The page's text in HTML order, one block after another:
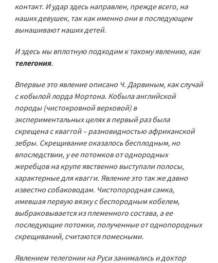
контакт. И удар здесь направлен, прежде всего, на
наших девушек, так как именно они в последующем
вынашивают наших детей.
И здесь мы вплотную подходим к такому явлению, как
телегония.
Впервые это явление описано Ч. Дарвиным, как случай
с кобылой лорда Мортона. Кобыла английской
породы (чистокровной верховой) в
экспериментальных целях в первый раз была
скрещена с кваггой – разновидностью африканской
зебры. Скрещивание оказалось бесплодным, но
впоследствии, у ее потомков от однородных
жеребцов на крупе явственно выступали полосы,
характерные для квагги. Явление это так же давно
известно собаководам. Чистопородная самка,
имевшая первую вязку с беспородным кобелем,
выбраковывается из племенного состава, а ее
последующие потомки, полученные от однопородных
скрещиваний, считаются помесными.
Явлением телегонии на Руси занимались и доктор